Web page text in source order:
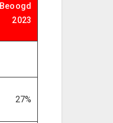
Beoogd
2023
27%